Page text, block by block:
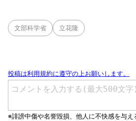
文部科学省 立花隆